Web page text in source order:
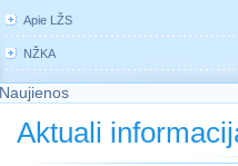
Apie LŽS
NŽKA
Naujienos
Aktuali